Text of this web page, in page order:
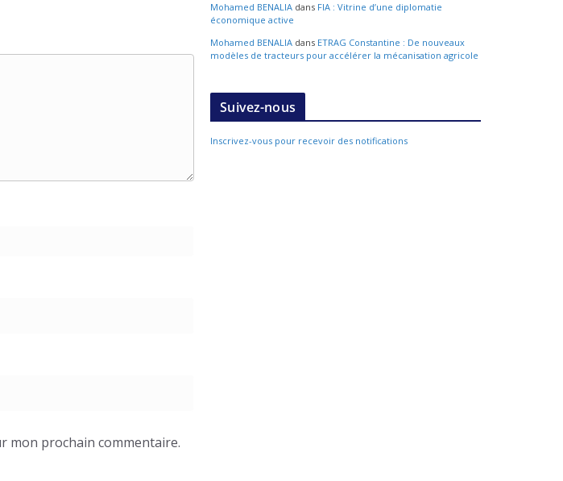
mon prochain commentaire.
Mohamed BENALIA dans FIA : Vitrine d’une diplomatie
économique active
Mohamed BENALIA dans ETRAG Constantine : De nouveaux
modèles de tracteurs pour accélérer la mécanisation agricole
Suivez-nous
Inscrivez-vous pour recevoir des notifications